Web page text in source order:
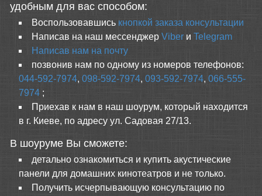
удобным для вас способом:
Воспользовавшись кнопкой заказа консультации
Написав на наш мессенджерViber иTelegram
Написав нам на почту
позвонив нам по одному из номеров телефонов:
044-592-7974,098-592-7974,093-592-7974,066-555-
7974 ;
Приехав к нам в наш шоурум, который находится
в г. Киеве, по адресу ул. Садовая 27/13.
В шоуруме Вы сможете:
детально ознакомиться и купить акустические
панели для домашних кинотеатров и не только.
Получить исчерпывающую консультацию по